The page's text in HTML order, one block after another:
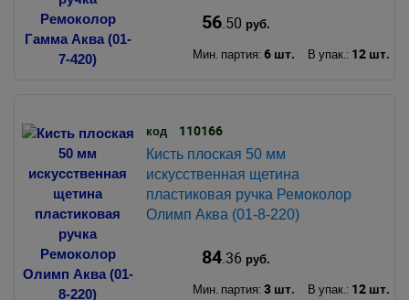
56.50 руб.
Мин. партия: 6 шт. В упак.: 12 шт.
код 110166
Кисть плоская 50 мм
искусственная щетина
пластиковая ручка Ремоколор
Олимп Аква (01-8-220)
84.36 руб.
Мин. партия: 3 шт. В упак.: 12 шт.